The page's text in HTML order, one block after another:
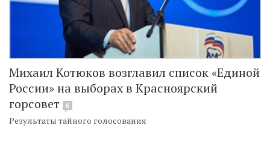
Михаил Котюков возглавил список «Единой
России» на выборах в Красноярский
горсовет
6
Результаты тайного голосования